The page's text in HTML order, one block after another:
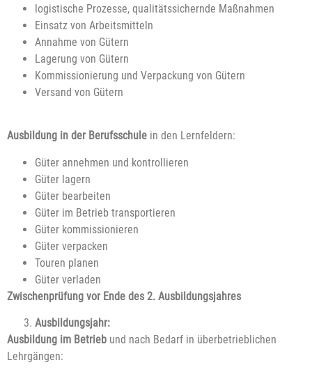
logistische Prozesse, qualitätssichernde Maßnahmen
Einsatz von Arbeitsmitteln
Annahme von Gütern
Lagerung von Gütern
Kommissionierung und Verpackung von Gütern
Versand von Gütern
Ausbildung in der Berufsschule in den Lernfeldern:
Güter annehmen und kontrollieren
Güter lagern
Güter bearbeiten
Güter im Betrieb transportieren
Güter kommissionieren
Güter verpacken
Touren planen
Güter verladen
Zwischenprüfung vor Ende des 2. Ausbildungsjahres
Ausbildungsjahr:
Ausbildung im Betrieb und nach Bedarf in überbetrieblichen
Lehrgängen: